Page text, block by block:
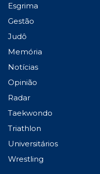
Esgrima
Gestão
Judô
Memória
Notícias
Opinião
Radar
Taekwondo
Triathlon
Universitários
Wrestling